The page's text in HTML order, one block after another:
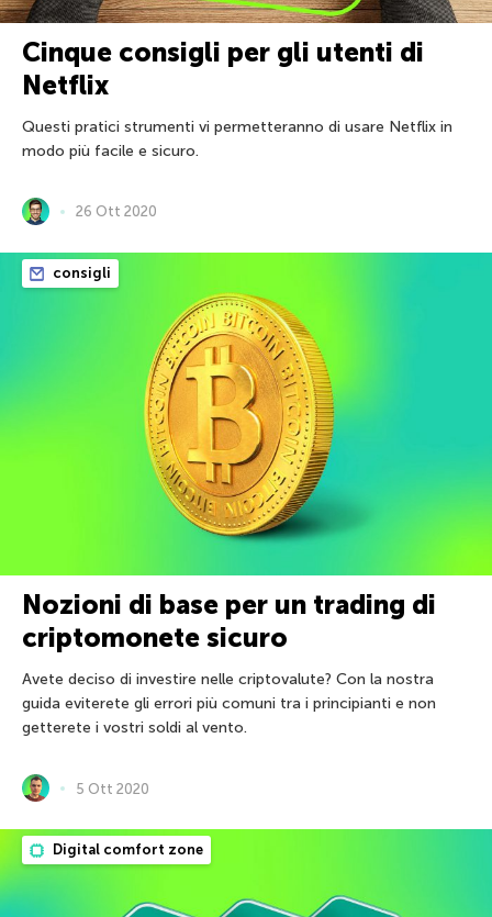
Cinque consigli per gli utenti di
Netflix
Questi pratici strumenti vi permetteranno di usare Netflix in
modo più facile e sicuro.
26 Ott 2020
consigli
Nozioni di base per un trading di
criptomonete sicuro
Avete deciso di investire nelle criptovalute? Con la nostra
guida eviterete gli errori più comuni tra i principianti e non
getterete i vostri soldi al vento.
5 Ott 2020
Digital comfort zone